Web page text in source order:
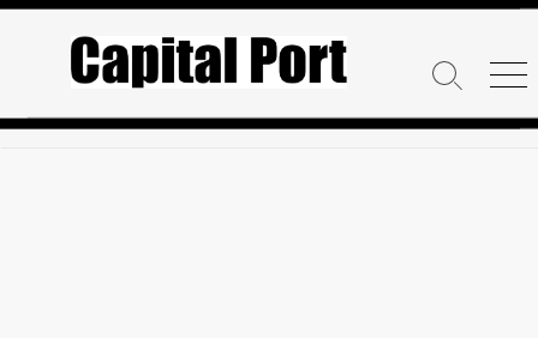
コ
ツ
検
ト
メ
ュ